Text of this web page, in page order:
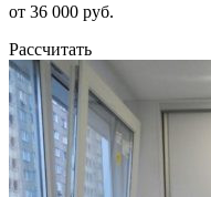
от 36 000 руб.
Рассчитать